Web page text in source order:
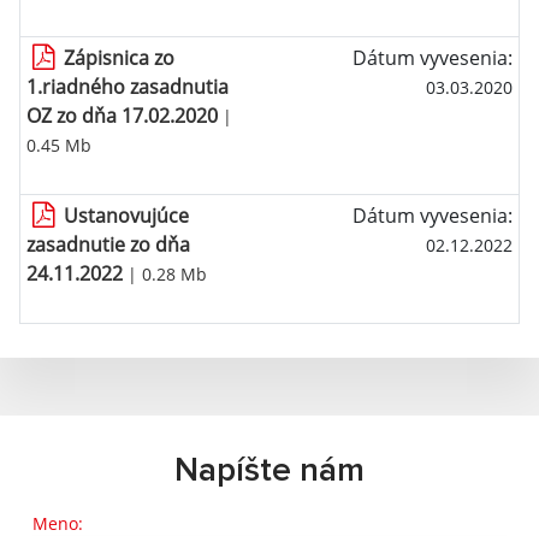
Zápisnica zo
1.riadného zasadnutia
OZ zo dňa 17.02.2020 |
0.45 Mb
Dátum vyvesenia:
03.03.2020
Ustanovujúce
zasadnutie zo dňa
24.11.2022 | 0.28 Mb
Dátum vyvesenia:
02.12.2022
Napíšte nám
Meno: